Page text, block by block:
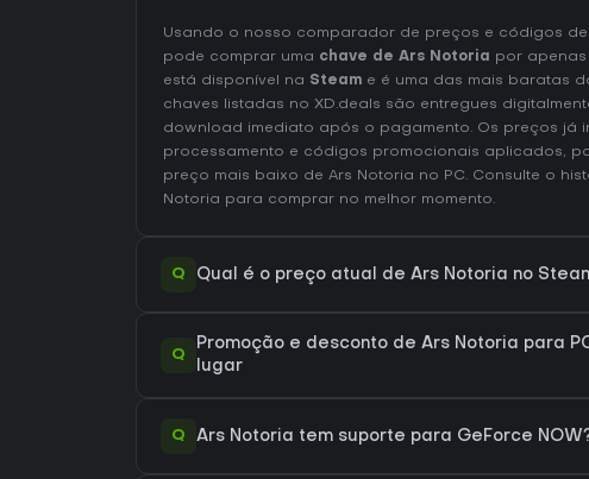
Usando o nosso comparador de preços e códigos
pode comprar uma chave de Ars Notoria por apenas
está disponível na Steam e é uma das mais baratas
chaves listadas no XD.deals são entregues
download imediato após o pagamento. Os preços já
processamento e códigos promocionais aplicados,
preço mais baixo de Ars Notoria no PC. Consulte o
Notoria para comprar no melhor momento.
Q Qual é o preço atual de Ars Notoria no
Q
Promoção e desconto de Ars Notoria para
lugar
Q Ars Notoria tem suporte para GeForce